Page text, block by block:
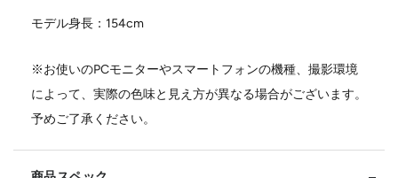
モデル身長：154cm
※お使いのPCモニターやスマートフォンの機種、撮影環境
によって、実際の色味と見え方が異なる場合がございます。
予めご了承ください。